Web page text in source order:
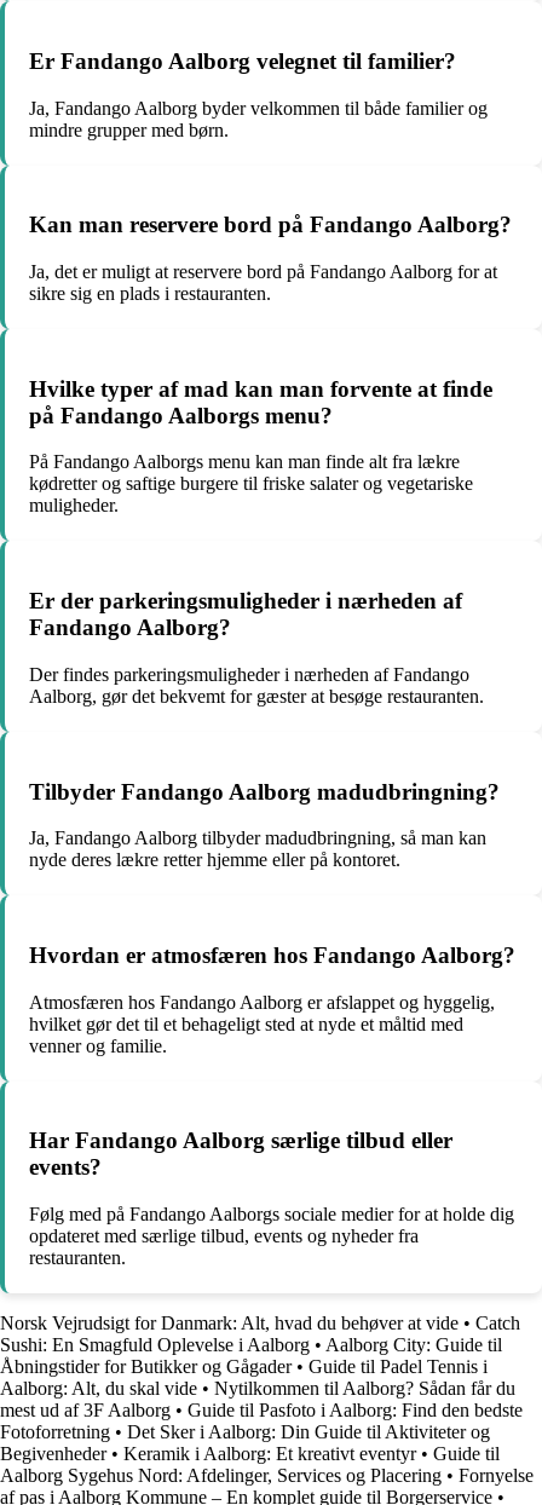
Er Fandango Aalborg velegnet til familier?
Ja, Fandango Aalborg byder velkommen til både familier og
mindre grupper med børn.
Kan man reservere bord på Fandango Aalborg?
Ja, det er muligt at reservere bord på Fandango Aalborg for at
sikre sig en plads i restauranten.
Hvilke typer af mad kan man forvente at finde
på Fandango Aalborgs menu?
På Fandango Aalborgs menu kan man finde alt fra lækre
kødretter og saftige burgere til friske salater og vegetariske
muligheder.
Er der parkeringsmuligheder i nærheden af
Fandango Aalborg?
Der findes parkeringsmuligheder i nærheden af Fandango
Aalborg, gør det bekvemt for gæster at besøge restauranten.
Tilbyder Fandango Aalborg madudbringning?
Ja, Fandango Aalborg tilbyder madudbringning, så man kan
nyde deres lækre retter hjemme eller på kontoret.
Hvordan er atmosfæren hos Fandango Aalborg?
Atmosfæren hos Fandango Aalborg er afslappet og hyggelig,
hvilket gør det til et behageligt sted at nyde et måltid med
venner og familie.
Har Fandango Aalborg særlige tilbud eller
events?
Følg med på Fandango Aalborgs sociale medier for at holde dig
opdateret med særlige tilbud, events og nyheder fra
restauranten.
Norsk Vejrudsigt for Danmark: Alt, hvad du behøver at vide • Catch
Sushi: En Smagfuld Oplevelse i Aalborg • Aalborg City: Guide til
Åbningstider for Butikker og Gågader• Guide til Padel Tennis i
Aalborg: Alt, du skal vide • Nytilkommen til Aalborg? Sådan får du
mest ud af 3F Aalborg • Guide til Pasfoto i Aalborg: Find den bedste
Fotoforretning • Det Sker i Aalborg: Din Guide til Aktiviteter og
Begivenheder• Keramik i Aalborg: Et kreativt eventyr• Guide til
Aalborg Sygehus Nord: Afdelinger, Services og Placering • Fornyelse
af pas i Aalborg Kommune – En komplet guide til Borgerservice •